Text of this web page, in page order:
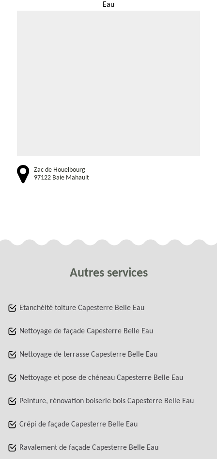
Eau
Zac de Houelbourg
97122 Baie Mahault
Autres services
Etanchéité toiture Capesterre Belle Eau
Nettoyage de façade Capesterre Belle Eau
Nettoyage de terrasse Capesterre Belle Eau
Nettoyage et pose de chéneau Capesterre Belle Eau
Peinture, rénovation boiserie bois Capesterre Belle Eau
Crépi de façade Capesterre Belle Eau
Ravalement de façade Capesterre Belle Eau